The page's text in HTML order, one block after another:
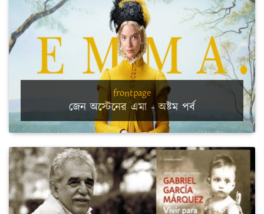
frontpage
জেন অস্টেনের এমা - অষ্টম পর্ব